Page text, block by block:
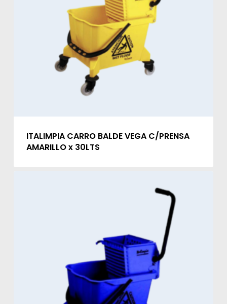
ITALIMPIA CARRO BALDE VEGA C/PRENSA
AMARILLO x 30LTS